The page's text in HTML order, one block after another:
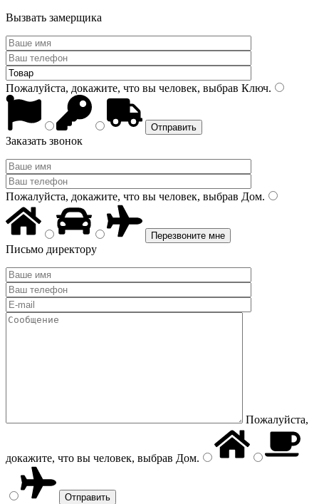
Вызвать замерщика
Пожалуйста, докажите, что вы человек, выбрав Ключ.
Заказать звонок
Пожалуйста, докажите, что вы человек, выбрав Дом.
Письмо директору
Пожалуйста,
докажите, что вы человек, выбрав Дом.